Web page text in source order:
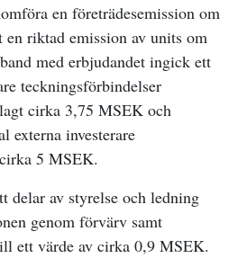
en företrädesemission om
riktad emission av units om
med erbjudandet ingick ett
teckningsförbindelser
cirka 3,75 MSEK och
externa investerare
5 MSEK.
delar av styrelse och ledning
genom förvärv samt
ett värde av cirka 0,9 MSEK.